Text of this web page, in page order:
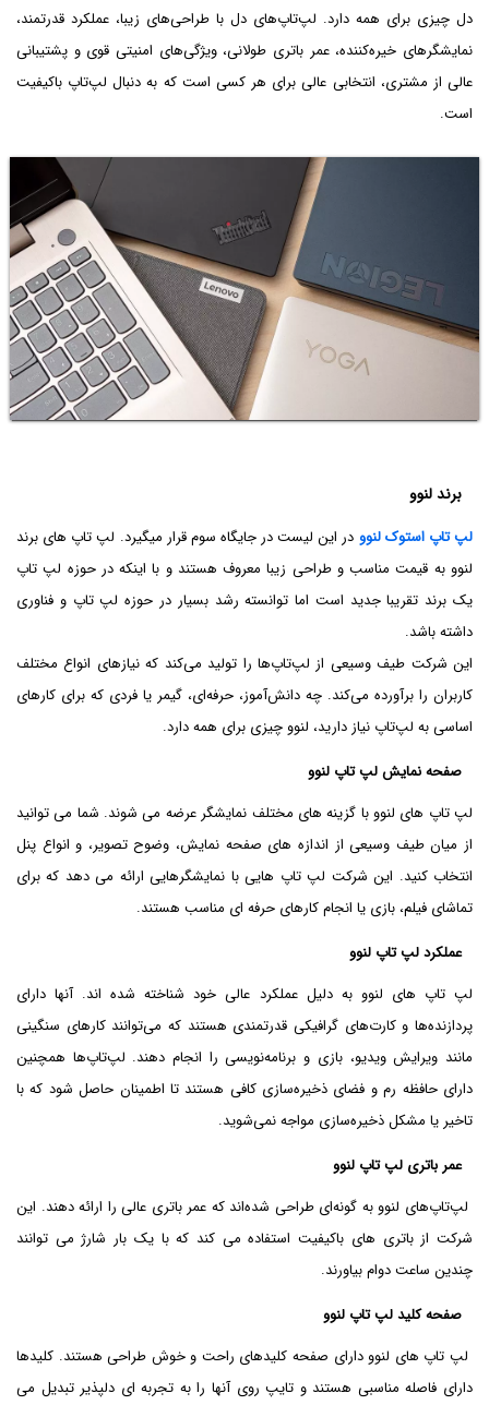
دل چیزی برای همه دارد. لپ‌تاپ‌های دل با طراحی‌های زیبا، عملکرد قدرتمند،
نمایشگرهای خیره‌کننده، عمر باتری طولانی، ویژگی‌های امنیتی قوی و پشتیبانی
عالی از مشتری، انتخابی عالی برای هر کسی است که به دنبال لپ‌تاپ باکیفیت
است.
برند لنوو
لپ تاپ استوک لنوو در این لیست در جایگاه سوم قرار میگیرد. لپ تاپ های برند
لنوو به قیمت مناسب و طراحی زیبا معروف هستند و با اینکه در حوزه لپ تاپ
یک برند تقریبا جدید است اما توانسته رشد بسیار در حوزه لپ تاپ و فناوری
داشته باشد.
این شرکت طیف وسیعی از لپ‌تاپ‌ها را تولید می‌کند که نیازهای انواع مختلف
کاربران را برآورده می‌کند. چه دانش‌آموز، حرفه‌ای، گیمر یا فردی که برای کارهای
اساسی به لپ‌تاپ نیاز دارید، لنوو چیزی برای همه دارد.
صفحه نمایش لپ تاپ لنوو
لپ تاپ های لنوو با گزینه های مختلف نمایشگر عرضه می شوند. شما می توانید
از میان طیف وسیعی از اندازه های صفحه نمایش، وضوح تصویر، و انواع پنل
انتخاب کنید. این شرکت لپ تاپ هایی با نمایشگرهایی ارائه می دهد که برای
تماشای فیلم، بازی یا انجام کارهای حرفه ای مناسب هستند.
عملکرد لپ تاپ لنوو
لپ تاپ های لنوو به دلیل عملکرد عالی خود شناخته شده اند. آنها دارای
پردازنده‌ها و کارت‌های گرافیکی قدرتمندی هستند که می‌توانند کارهای سنگینی
مانند ویرایش ویدیو، بازی و برنامه‌نویسی را انجام دهند. لپ‌تاپ‌ها همچنین
دارای حافظه رم و فضای ذخیره‌سازی کافی هستند تا اطمینان حاصل شود که با
تاخیر یا مشکل ذخیره‌سازی مواجه نمی‌شوید.
عمر باتری لپ تاپ لنوو
لپ‌تاپ‌های لنوو به گونه‌ای طراحی شده‌اند که عمر باتری عالی را ارائه دهند. این
شرکت از باتری های باکیفیت استفاده می کند که با یک بار شارژ می توانند
چندین ساعت دوام بیاورند.
صفحه کلید لپ تاپ لنوو
لپ تاپ های لنوو دارای صفحه کلیدهای راحت و خوش طراحی هستند. کلیدها
دارای فاصله مناسبی هستند و تایپ روی آنها را به تجربه ای دلپذیر تبدیل می